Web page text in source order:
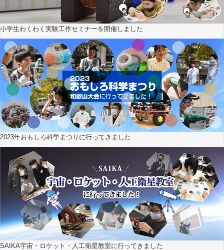
小学生わくわく実験工作セミナーを開催しました
2023年おもしろ科学まつりに行ってきました
SAIKA宇宙・ロケット・人工衛星教室に行ってきました